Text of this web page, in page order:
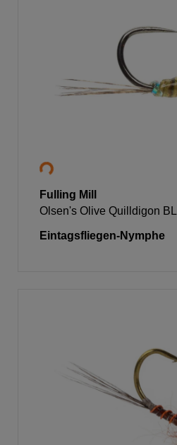
Fulling Mill
Olsen's Olive Quilldigon BL
Eintagsfliegen-Nymphe